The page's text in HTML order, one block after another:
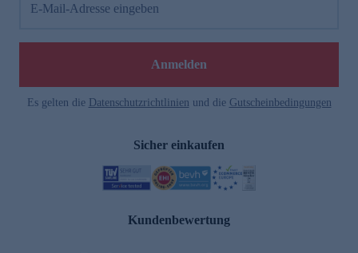
E-Mail-Adresse eingeben
Anmelden
Es gelten die Datenschutzrichtlinien und die Gutscheinbedingungen
Sicher einkaufen
Kundenbewertung